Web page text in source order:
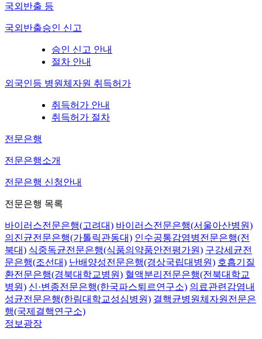
국외반출 등
국외반출승인 신고
승인 신고 안내
절차 안내
외국인등 병원체자원 취득허가
취득허가 안내
취득허가 절차
전문은행
전문은행소개
전문은행 신청안내
전문은행 목록
바이러스전문은행(고려대) 바이러스전문은행(서울아산병원)
의진균전문은행(가톨릭관동대) 인수공통감염병전문은행(전
북대) 식중독균전문은행(식품의약품안전평가원) 구강세균전
문은행(조선대) 난배양성전문은행(경상국립대병원) 호흡기질
환전문은행(경북대학교병원) 혈액분리전문은행(전북대학교
병원) 신·변종전문은행(한국파스퇴르연구소) 의료관련감염내
성균전문은행(한림대학교성심병원) 결핵균병원체자원전문은
행(국제결핵연구소)
정보광장